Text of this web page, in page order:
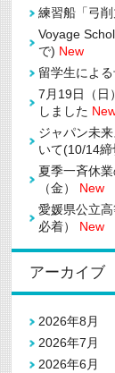
練習船「弓
Voyage
で) New
留学生によ
7月19日（日
しました
ジャパン未
いて(10/14締
夏季一斉休
（金） New
愛媛県公立
必着） New
アーカイブ
2026年8月
2026年7月
2026年6月